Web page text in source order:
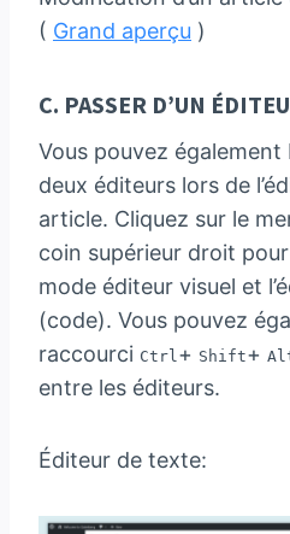
( Grand aperçu )
C. PASSER D’UN
Vous pouvez
deux éditeurs lors de
article. Cliquez sur le
coin supérieur droit
mode éditeur visuel et
(code). Vous pouvez
raccourci Ctrl+ Shift+
entre les éditeurs.
Éditeur de texte: